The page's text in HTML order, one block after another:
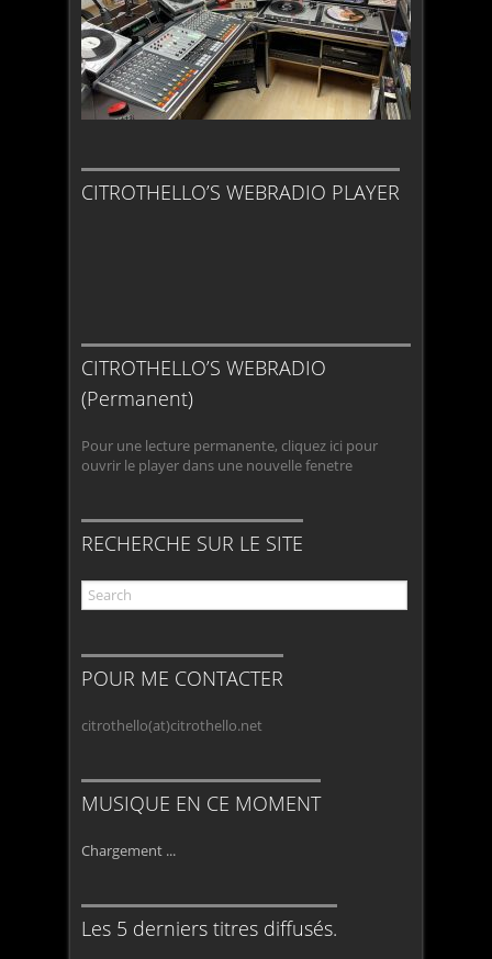
CITROTHELLO’S WEBRADIO PLAYER
CITROTHELLO’S WEBRADIO
(Permanent)
Pour une lecture permanente, cliquez ici pour
ouvrir le player dans une nouvelle fenetre
RECHERCHE SUR LE SITE
POUR ME CONTACTER
citrothello(at)citrothello.net
MUSIQUE EN CE MOMENT
Chargement ...
Les 5 derniers titres diffusés.